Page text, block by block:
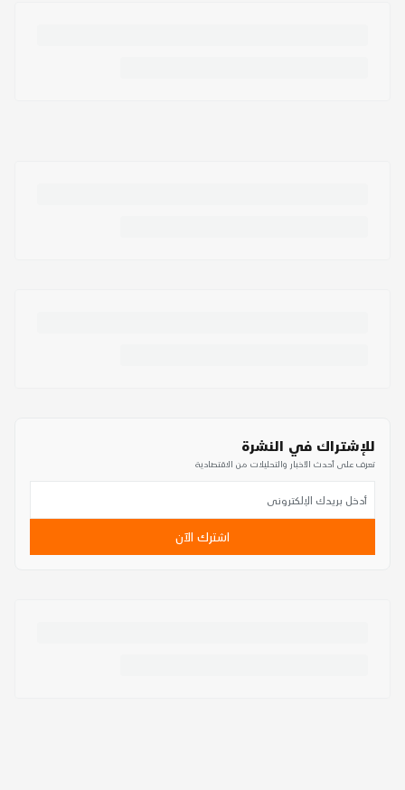
للإشتراك في النشرة
تعرف على أحدث الأخبار والتحليلات من الاقتصادية
اشترك الآن